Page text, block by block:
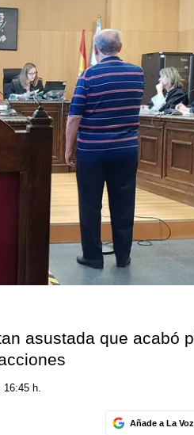
asustada que acabó
h.
Añade a La